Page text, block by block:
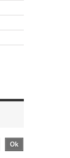
Ok